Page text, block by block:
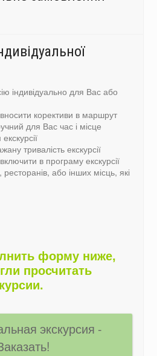
індивідуально для Вас або
корективи в маршрут
для Вас час і місце
тривалість екскурсії
в програму екскурсії
ресторанів, або інших місць, які
форму ниже,
просчитать
экскурсия -